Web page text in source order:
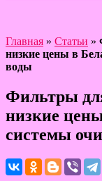
Главная » Статьи »
низкие цены в
воды
Фильтры
низкие
системы